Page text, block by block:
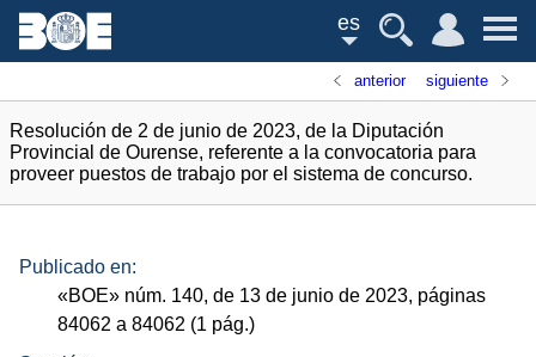
es
anterior siguiente
Resolución de 2 de junio de 2023, de la Diputación
Provincial de Ourense, referente a la convocatoria para
proveer puestos de trabajo por el sistema de concurso.
Publicado en:
«BOE» núm. 140, de 13 de junio de 2023, páginas
84062 a 84062 (1 pág.)